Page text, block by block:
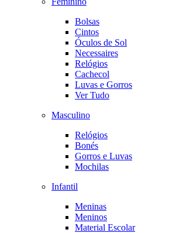
Bolsas
Cintos
Óculos de Sol
Necessaires
Relógios
Cachecol
Luvas e Gorros
Ver Tudo
Masculino
Relógios
Bonés
Gorros e Luvas
Mochilas
Infantil
Meninas
Meninos
Material Escolar